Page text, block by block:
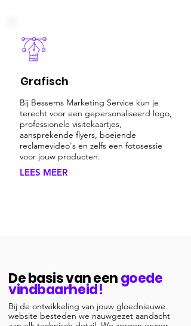
Grafisch
Bij Bessems Marketing Service kun je
terecht voor een gepersonaliseerd logo,
professionele visitekaartjes,
aansprekende flyers, boeiende
reclamevideo's en zelfs een fotosessie
voor jouw producten.
LEES MEER
De basis van eengoede
vindbaarheid!
Bij de ontwikkeling van jouw gloednieuwe
website besteden we nauwgezet aandacht